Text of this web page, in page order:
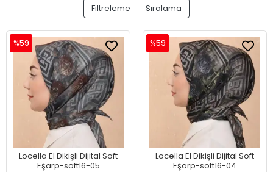
Filtreleme
Sıralama
Locella El Dikişli Dijital Soft
Eşarp-soft16-05
%59
Locella El Dikişli Dijital Soft
Eşarp-soft16-04
%59